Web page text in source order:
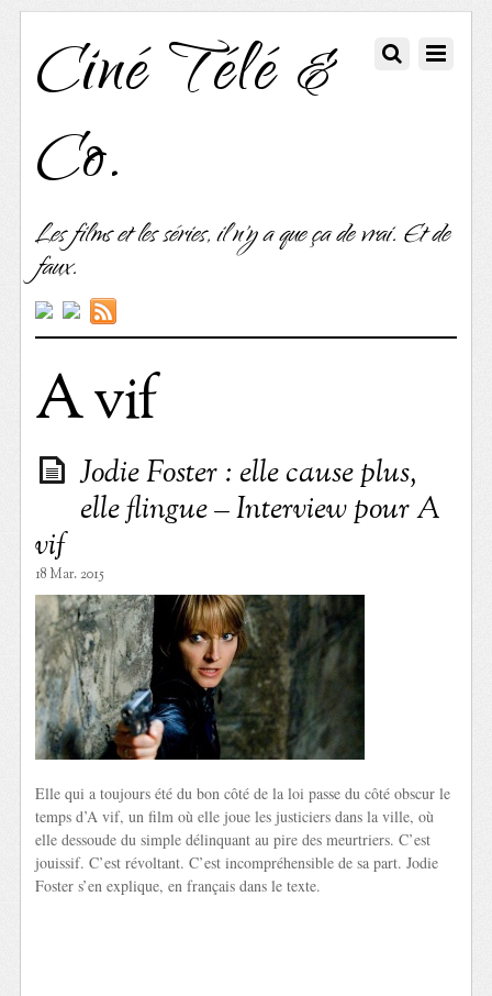
Ciné Télé &
Co.
Les films et les séries, il n'y a que ça de vrai. Et de
faux.
A vif
Jodie Foster : elle cause plus,
elle flingue – Interview pour A
vif
18 Mar. 2015
Elle qui a toujours été du bon côté de la loi passe du côté obscur le
temps d’A vif, un film où elle joue les justiciers dans la ville, où
elle dessoude du simple délinquant au pire des meurtriers. C’est
jouissif. C’est révoltant. C’est incompréhensible de sa part. Jodie
Foster s’en explique, en français dans le texte.